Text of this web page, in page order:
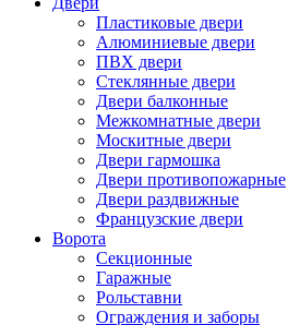
Пластиковые двери
Алюминиевые двери
ПВХ двери
Стеклянные двери
Двери балконные
Межкомнатные двери
Москитные двери
Двери гармошка
Двери противопожарные
Двери раздвижные
Французские двери
Ворота
Секционные
Гаражные
Рольставни
Ограждения и заборы